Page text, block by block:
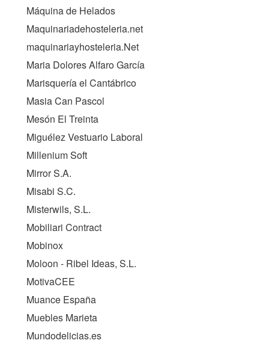
Máquina de Helados
Maquinariadehosteleria.net
maquinariayhosteleria.Net
Maria Dolores Alfaro García
Marisquería el Cantábrico
Masia Can Pascol
Mesón El Treinta
Miguélez Vestuario Laboral
Millenium Soft
Mirror S.A.
Misabi S.C.
Misterwils, S.L.
Mobiliari Contract
Mobinox
Moloon - Ribel Ideas, S.L.
MotivaCEE
Muance España
Muebles Marieta
Mundodelicias.es